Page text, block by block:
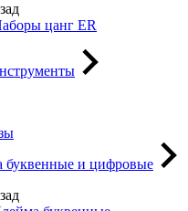
цанг ER
буквенные и цифровые